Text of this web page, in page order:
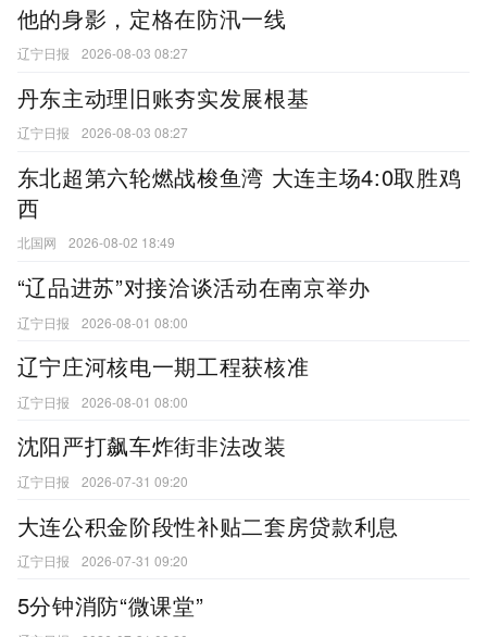
他的身影，定格在防汛一线
辽宁日报 2026-08-03 08:27
丹东主动理旧账夯实发展根基
辽宁日报 2026-08-03 08:27
东北超第六轮燃战梭鱼湾 大连主场4:0取胜鸡
西
北国网 2026-08-02 18:49
“辽品进苏”对接洽谈活动在南京举办
辽宁日报 2026-08-01 08:00
辽宁庄河核电一期工程获核准
辽宁日报 2026-08-01 08:00
沈阳严打飙车炸街非法改装
辽宁日报 2026-07-31 09:20
大连公积金阶段性补贴二套房贷款利息
辽宁日报 2026-07-31 09:20
5分钟消防“微课堂”